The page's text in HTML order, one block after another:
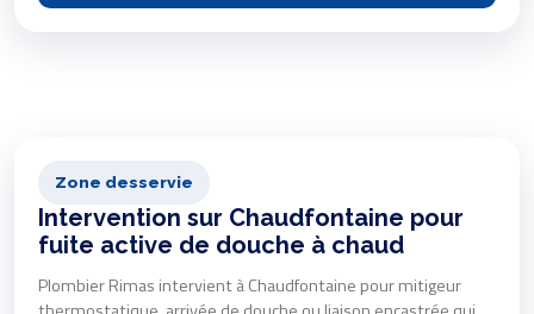
Zone desservie
Intervention sur Chaudfontaine pour
fuite active de douche à chaud
Plombier Rimas intervient à Chaudfontaine pour mitigeur